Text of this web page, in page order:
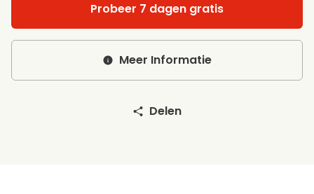
Probeer 7 dagen gratis
Meer Informatie
Delen